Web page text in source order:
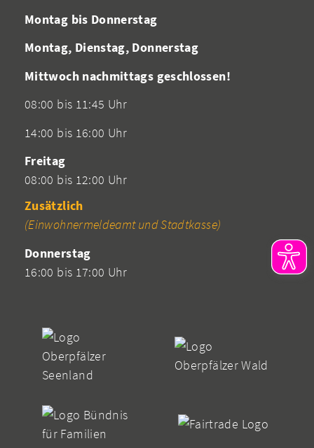
Montag bis Donnerstag
Montag, Dienstag, Donnerstag
Mittwoch nachmittags geschlossen!
08:00 bis 11:45 Uhr
14:00 bis 16:00 Uhr
Freitag
08:00 bis 12:00 Uhr
Zusätzlich
(Einwohnermeldeamt und Stadtkasse)
Donnerstag
16:00 bis 17:00 Uhr